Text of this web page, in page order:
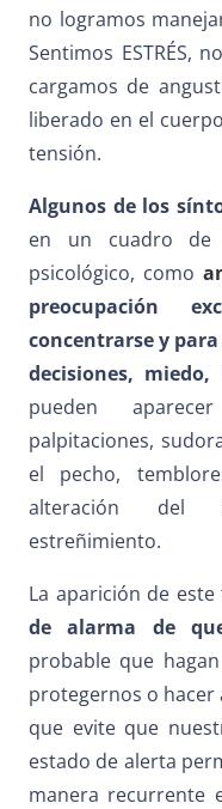
no logramos
Sentimos ESTRÉS,
cargamos de
liberado en el
tensión.
Algunos de los
en un cuadro de
psicológico, como
preocupación
concentrarse y
decisiones,
pueden
palpitaciones,
el pecho,
alteración del
estreñimiento.
La aparición de
de alarma de
probable que
protegernos o hacer
que evite que
estado de alerta
manera recurrente